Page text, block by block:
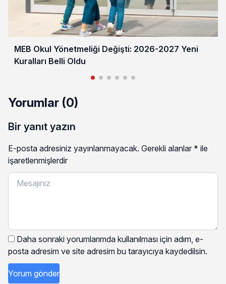
MEB Okul Yönetmeliği Değişti: 2026-2027 Yeni
Kuralları Belli Oldu
Yorumlar (0)
Bir yanıt yazın
E-posta adresiniz yayınlanmayacak. Gerekli alanlar * ile
işaretlenmişlerdir
Daha sonraki yorumlarımda kullanılması için adım, e-
posta adresim ve site adresim bu tarayıcıya kaydedilsin.